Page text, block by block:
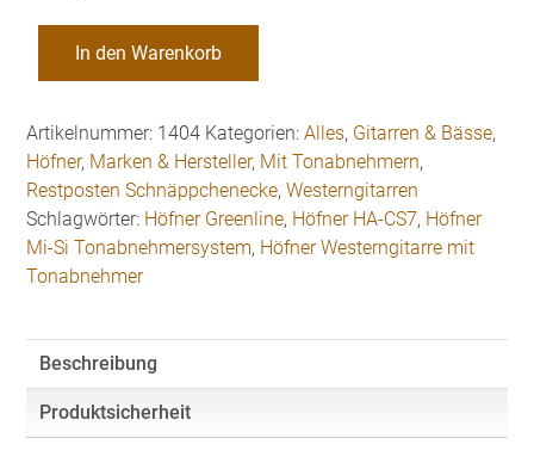
Westerngitarre
mit
Tonabnehmer
Menge
In den Warenkorb
Artikelnummer: 1404 Kategorien:Alles, Gitarren & Bässe,
Höfner, Marken & Hersteller, Mit Tonabnehmern,
Restposten Schnäppchenecke,Westerngitarren
Schlagwörter: Höfner Greenline, Höfner HA-CS7, Höfner
Mi-Si Tonabnehmersystem, Höfner Westerngitarre mit
Tonabnehmer
Beschreibung
Produktsicherheit